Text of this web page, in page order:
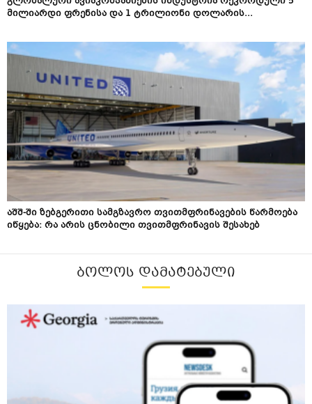
მილიარდი ფრენისა და 1 ტრილიონი დოლარის...
აშშ-ში ზებგერითი სამგზავრო თვითმფრინავების წარმოება
იწყება: რა არის ცნობილი თვითმფრინავის შესახებ
ᲑᲝᲚᲝᲡ ᲓᲐᲛᲐᲢᲔᲑᲣᲚᲘ